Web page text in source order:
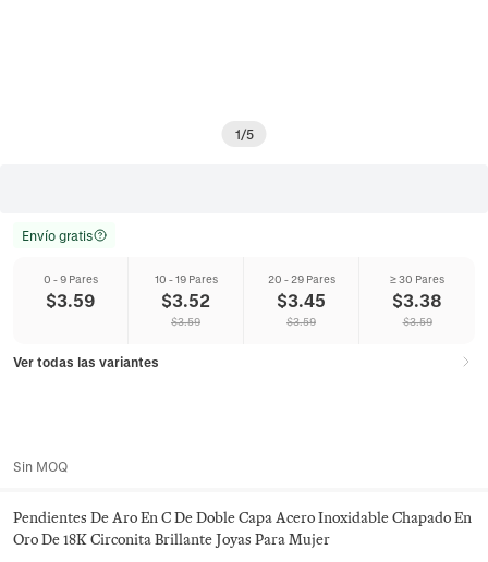
1/5
Envío gratis
0 - 9 Pares
$3.59
10 - 19 Pares
$3.52
$3.59
20 - 29 Pares
$3.45
$3.59
≥ 30 Pares
$3.38
$3.59
Ver todas las variantes
Sin MOQ
Pendientes De Aro En C De Doble Capa Acero Inoxidable Chapado En
Oro De 18K Circonita Brillante Joyas Para Mujer